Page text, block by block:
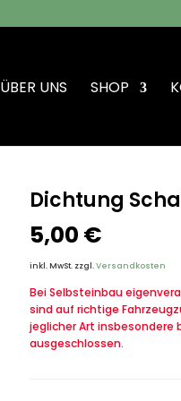
ÜBER UNS SHOP
Dichtung
5,00 €
inkl. MwSt. zzgl.Versandkosten
Bei Selbsteinbau
sind auf richtige
jeglicher Art insbesondere
ausgeschlossen.